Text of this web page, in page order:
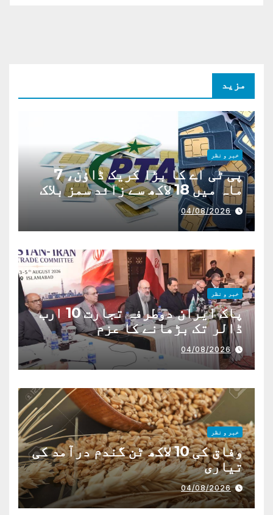
مزید
خبر و نظر
پی ٹی اے کا بڑا کریک ڈاؤن، 7
ماہ میں 18 لاکھ سے زائد سمز بلاک
04/08/2026
خبر و نظر
پاک ایران دوطرفہ تجارت 10 ارب
ڈالر تک بڑھانے کا عزم
04/08/2026
خبر و نظر
وفاق کی 10 لاکھ ٹن گندم درآمد کی
تیاری
04/08/2026